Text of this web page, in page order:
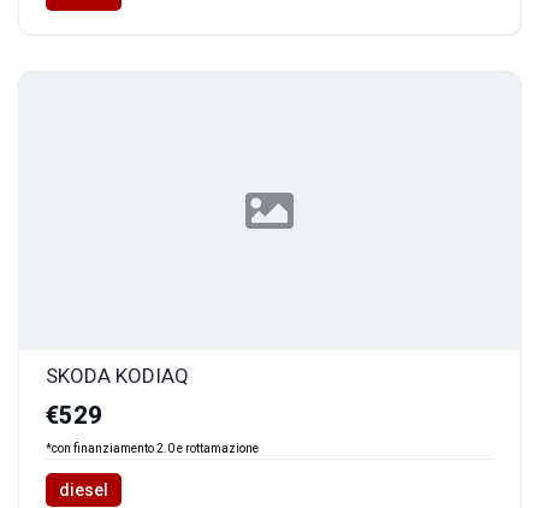
SKODA KODIAQ
€529
*con finanziamento 2.0 e rottamazione
diesel